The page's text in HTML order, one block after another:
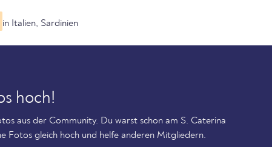
in Italien, Sardinien
hoch!
aus der Community. Du warst schon am S. Caterina
Fotos gleich hoch und helfe anderen Mitgliedern.